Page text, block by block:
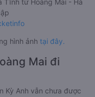
hình ảnh tại đây.
Mai đi
Kỳ Anh vẫn chưa được